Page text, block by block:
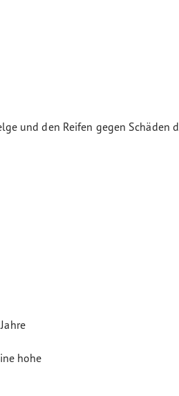
und den Reifen gegen Schäden
hohe